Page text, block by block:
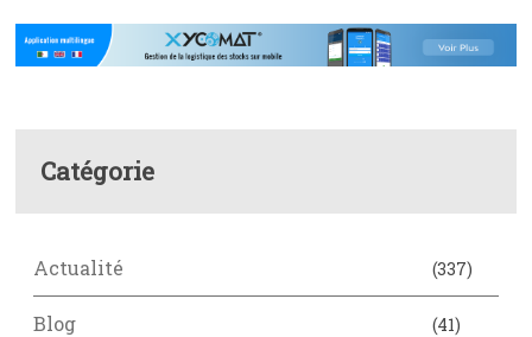
Catégorie
Actualité (337)
Blog (41)